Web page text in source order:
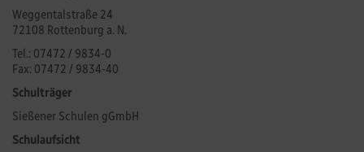
Weggentalstraße 24
72108 Rottenburg a. N.
Tel.: 07472 / 9834-0
Fax: 07472 / 9834-40
Schulträger
Sießener Schulen gGmbH
Schulaufsicht